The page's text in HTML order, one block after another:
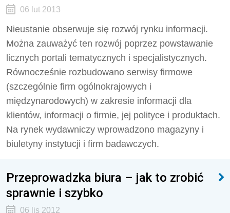
06 lut 2013
Nieustanie obserwuje się rozwój rynku informacji.
Można zauważyć ten rozwój poprzez powstawanie
licznych portali tematycznych i specjalistycznych.
Równocześnie rozbudowano serwisy firmowe
(szczególnie firm ogólnokrajowych i
międzynarodowych) w zakresie informacji dla
klientów, informacji o firmie, jej polityce i produktach.
Na rynek wydawniczy wprowadzono magazyny i
biuletyny instytucji i firm badawczych.
Przeprowadzka biura – jak to zrobić
sprawnie i szybko
06 lis 2012